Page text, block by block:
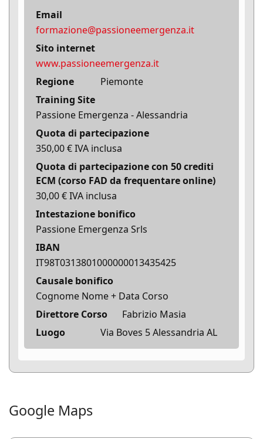
Email
formazione@passioneemergenza.it
Sito internet
www.passioneemergenza.it
Regione
Piemonte
Training Site
Passione Emergenza - Alessandria
Quota di partecipazione
350,00 € IVA inclusa
Quota di partecipazione con 50 crediti
ECM (corso FAD da frequentare online)
30,00 € IVA inclusa
Intestazione bonifico
Passione Emergenza Srls
IBAN
IT98T0313801000000013435425
Causale bonifico
Cognome Nome + Data Corso
Direttore Corso
Fabrizio Masia
Luogo
Via Boves 5 Alessandria AL
Google Maps